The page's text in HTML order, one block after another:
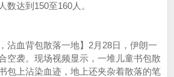
数达到150至160人。
沾血背包散落一地】2月28日，伊朗一
空袭。现场视频显示，一堆儿童书包散
包上沾染血迹，地上还夹杂着散落的笔